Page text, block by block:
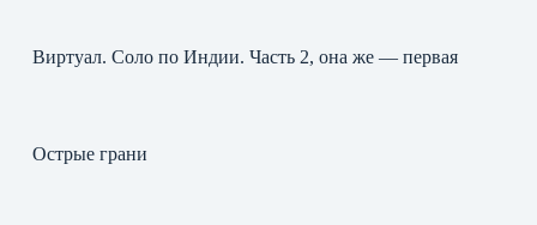
Виртуал. Соло по Индии. Часть 2, она же — первая
Острые грани